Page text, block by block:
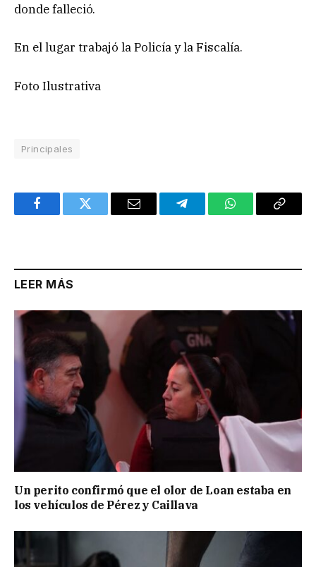
donde falleció.
En el lugar trabajó la Policía y la Fiscalía.
Foto Ilustrativa
Principales
FacebookTwitter Email TelegramWhatsAppCopy
LEER MÁS
Un perito confirmó que el olor de Loan estaba en
los vehículos de Pérez y Caillava